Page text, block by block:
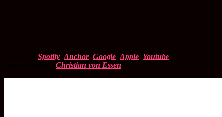
Spotify Anchor, Google Apple Youtube
Christian von Essen